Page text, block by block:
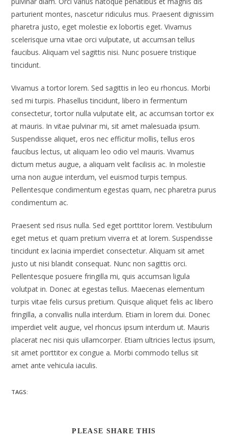
parturient montes, nascetur ridiculus mus. Praesent dignissim
pharetra justo, eget molestie ex lobortis eget. Vivamus
scelerisque urna vitae orci vulputate, ut accumsan tellus
faucibus. Aliquam vel sagittis nisi. Nunc posuere tristique
tincidunt.
Vivamus a tortor lorem. Sed sagittis in leo eu rhoncus. Morbi
sed mi turpis. Phasellus tincidunt, libero in fermentum
consectetur, tortor nulla vulputate elit, ac accumsan tortor ex
at mauris. In vitae pulvinar mi, sit amet malesuada ipsum.
Suspendisse aliquet, eros nec efficitur mollis, tellus eros
faucibus lectus, ut aliquam leo odio vel mauris. Vivamus
dictum metus augue, a aliquam velit facilisis ac. In molestie
urna non augue interdum, vel euismod turpis tempus.
Pellentesque condimentum egestas quam, nec pharetra purus
condimentum ac.
Praesent sed risus nulla. Sed eget porttitor lorem. Vestibulum
eget metus et quam pretium viverra et at lorem. Suspendisse
tincidunt ex lacinia imperdiet consectetur. Aliquam sit amet
justo ut nisi blandit consequat. Nunc non sagittis orci.
Pellentesque posuere fringilla mi, quis accumsan ligula
volutpat in. Donec at egestas tellus. Maecenas elementum
turpis vitae felis cursus pretium. Quisque aliquet felis ac libero
fringilla, a convallis nulla interdum. Etiam in lorem dui. Donec
imperdiet velit augue, vel rhoncus ipsum interdum ut. Mauris
placerat nec nisi quis ullamcorper. Etiam ultricies lectus ipsum,
sit amet porttitor ex congue a. Morbi commodo tellus sit
amet ante vehicula iaculis.
TAGS:
PLEASE SHARE THIS